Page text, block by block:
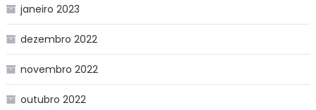
janeiro 2023
dezembro 2022
novembro 2022
outubro 2022